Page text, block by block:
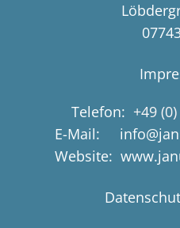
Telefon: +49
E-Mail:
Website: